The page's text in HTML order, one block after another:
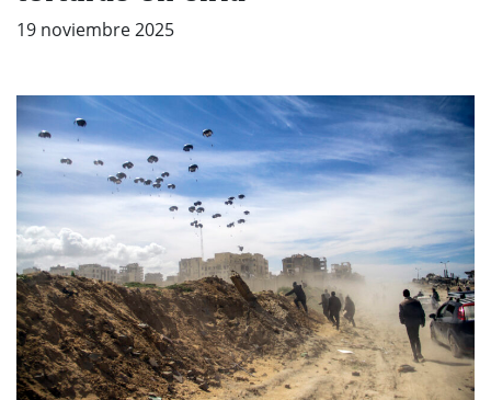
19 noviembre 2025